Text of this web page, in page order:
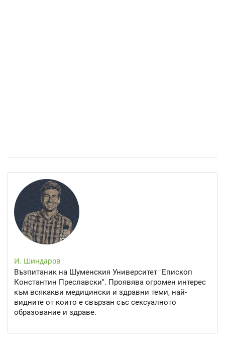
И. Шиндаров
Възпитаник на Шуменския Университет "Епископ
Константин Преславски". Проявява огромен интерес
към всякакви медицински и здравни теми, най-
видните от които е свързан със сексуалното
образование и здраве.